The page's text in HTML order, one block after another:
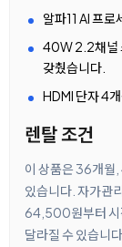
알파11 AI 프
40W 2.2채널
갖췄습니다.
HDMI 단자 4
렌탈 조건
이 상품은 36개월
있습니다. 자가관
64,500원부터 시
달라질 수 있습니다.